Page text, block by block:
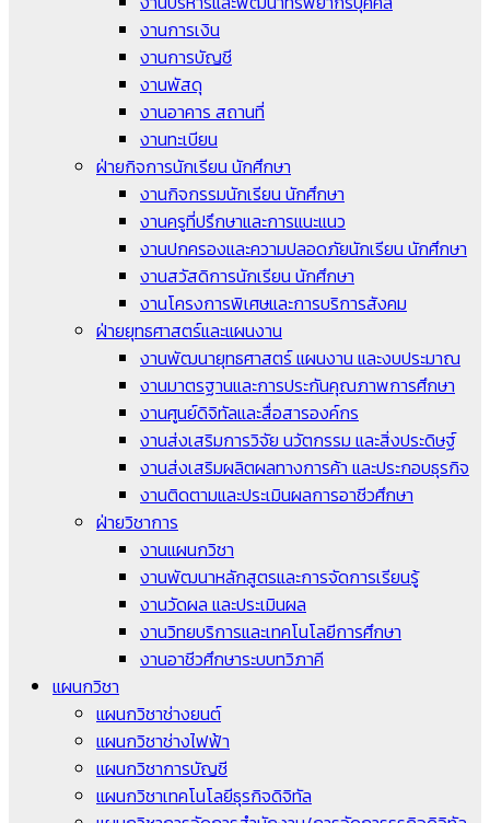
งานการเงิน
งานการบัญชี
งานพัสดุ
งานอาคาร สถานที่
งานทะเบียน
ฝ่ายกิจการนักเรียน นักศึกษา
งานกิจกรรมนักเรียน นักศึกษา
งานครูที่ปรึกษาและการแนะแนว
งานปกครองและความปลอดภัยนักเรียน นักศึกษา
งานสวัสดิการนักเรียน นักศึกษา
งานโครงการพิเศษและการบริการสังคม
ฝ่ายยุทธศาสตร์และแผนงาน
งานพัฒนายุทธศาสตร์ แผนงาน และงบประมาณ
งานมาตรฐานและการประกันคุณภาพการศึกษา
งานศูนย์ดิจิทัลและสื่อสารองค์กร
งานส่งเสริมการวิจัย นวัตกรรม และสิ่งประดิษฐ์
งานส่งเสริมผลิตผลทางการค้า และประกอบธุรกิจ
งานติดตามและประเมินผลการอาชีวศึกษา
ฝ่ายวิชาการ
งานแผนกวิชา
งานพัฒนาหลักสูตรและการจัดการเรียนรู้
งานวัดผล และประเมินผล
งานวิทยบริการและเทคโนโลยีการศึกษา
งานอาชีวศึกษาระบบทวิภาคี
แผนกวิชา
แผนกวิชาช่างยนต์
แผนกวิชาช่างไฟฟ้า
แผนกวิชาการบัญชี
แผนกวิชาเทคโนโลยีธุรกิจดิจิทัล